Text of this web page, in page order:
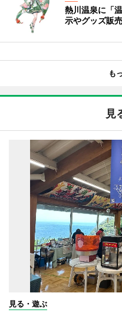
熱川温泉に「
示やグッズ販
も
見
見る・遊ぶ